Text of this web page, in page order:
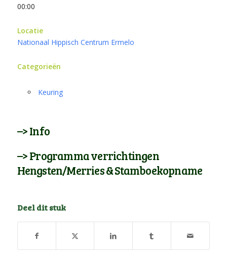
00:00
Locatie
Nationaal Hippisch Centrum Ermelo
Categorieën
Keuring
–> Info
–> Programma verrichtingen
Hengsten/Merries & Stamboekopname
Deel dit stuk